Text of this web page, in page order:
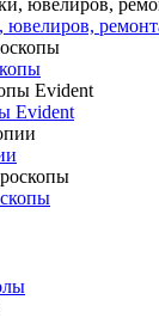
Evident